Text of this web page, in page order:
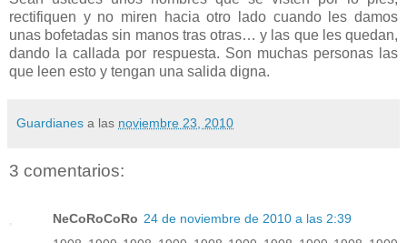
rectifiquen y no miren hacia otro lado cuando les damos
unas bofetadas sin manos tras otras… y las que les quedan,
dando la callada por respuesta. Son muchas personas las
que leen esto y tengan una salida digna.
Guardianes a las noviembre 23, 2010
3 comentarios:
NeCoRoCoRo 24 de noviembre de 2010 a las 2:39